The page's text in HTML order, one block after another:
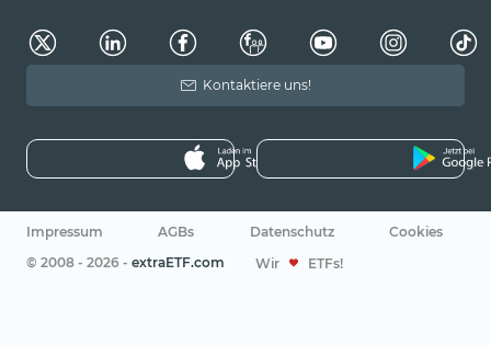
Kontaktiere uns!
Impressum AGBs Datenschutz
Cookies
© 2008 - 2026 - extraETF.com Wir ETFs!